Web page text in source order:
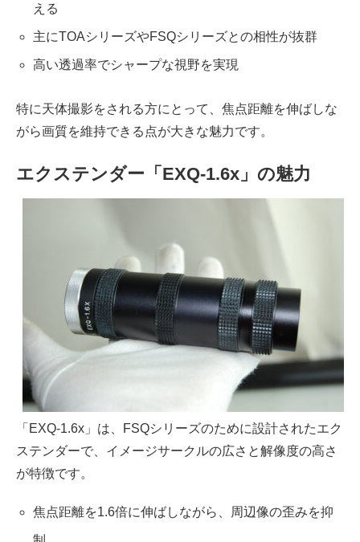
える
主にTOAシリーズやFSQシリーズとの相性が抜群
高い透過率でシャープな視野を実現
特に天体撮影をされる方にとって、焦点距離を伸ばしな
がら画質を維持できる点が大きな魅力です。
エクステンダー「EXQ-1.6x」の魅力
「EXQ-1.6x」は、FSQシリーズのために設計されたエク
ステンダーで、イメージサークルの広さと解像度の高さ
が特徴です。
焦点距離を1.6倍に伸ばしながら、周辺像の歪みを抑